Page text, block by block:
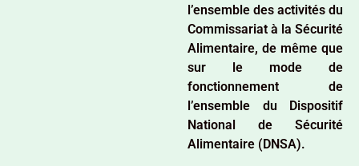
l’ensemble des activités du
Commissariat à la Sécurité
Alimentaire, de même que
sur le mode de
fonctionnement de
l’ensemble du Dispositif
National de Sécurité
Alimentaire (DNSA).